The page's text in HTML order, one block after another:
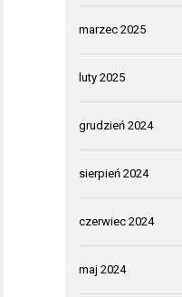
marzec 2025
luty 2025
grudzień 2024
sierpień 2024
czerwiec 2024
maj 2024